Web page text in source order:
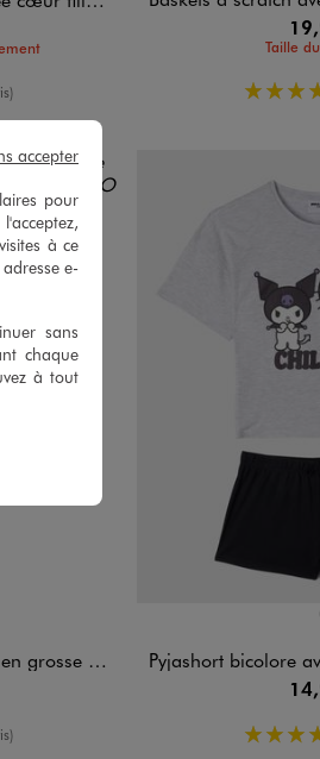
Taille
maille fille
Pyjashort bicolore avec
5/
pour
à ce
e-
sans
chaque
à tout
accepter